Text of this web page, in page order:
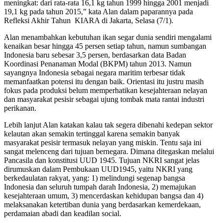
meningkat: dari rata-rata 16,1 kg tahun 1999 hingga 2001 menjadi
19,1 kg pada tahun 2015,” kata Alan dalam paparannya pada
Refleksi Akhir Tahun KIARA di Jakarta, Selasa (7/1).
Alan menambahkan kebutuhan ikan segar dunia sendiri mengalami
kenaikan besar hingga 45 persen setiap tahun, namun sumbangan
Indonesia baru sebesar 3,5 persen, berdasarkan data Badan
Koordinasi Penanaman Modal (BKPM) tahun 2013. Namun
sayangnya Indonesia sebagai negara maritim terbesar tidak
memanfaatkan potensi itu dengan baik. Orientasi itu justru masih
fokus pada produksi belum memperhatikan kesejahteraan nelayan
dan masyarakat pesisir sebagai ujung tombak mata rantai industri
perikanan.
Lebih lanjut Alan katakan kalau tak segera dibenahi kedepan sektor
kelautan akan semakin tertinggal karena semakin banyak
masyarakat pesisir termasuk nelayan yang miskin. Tentu saja ini
sangat melenceng dari tujuan bernegara. Dimana ditegaskan melalui
Pancasila dan konstitusi UUD 1945. Tujuan NKRI sangat jelas
dirumuskan dalam Pembukaan UUD1945, yaitu NKRI yang
berkedaulatan rakyat, yang: 1) melindungi segenap bangsa
Indonesia dan seluruh tumpah darah Indonesia, 2) memajukan
kesejahteraan umum, 3) mencerdaskan kehidupan bangsa dan 4)
melaksanakan ketertiban dunia yang berdasarkan kemerdekaan,
perdamaian abadi dan keadilan social.